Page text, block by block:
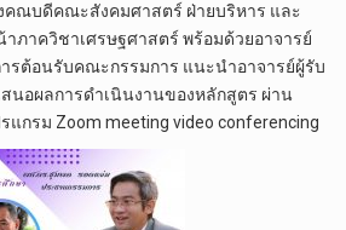
คณบดี​คณะ​สังคม​ศาสตร์​ ฝ่าย​บริหาร​ และ​
าภาควิชาเศรษฐศาสตร์ พร้อมด้วย​อาจารย์
รต้อนรับคณะกรรมการ แนะนำอาจารย์ผู้รับ
นอผลการดำเนินงานของหลักสูตร ผ่าน
กรม Zoom meeting video conferencing